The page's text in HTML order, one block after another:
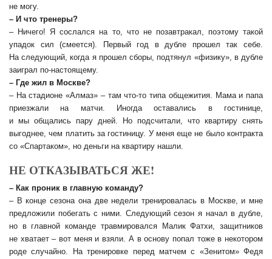
не могу.
– И что тренеры?
– Ничего! Я сослался на то, что не позавтракал, поэтому такой
упадок сил (смеется). Первый год в дубле прошел так себе.
На следующий, когда я прошел сборы, подтянул «физику», в дубле
заиграл по-настоящему.
– Где жил в Москве?
– На стадионе «Алмаз» – там что-то типа общежития. Мама и папа
приезжали на матчи. Иногда оставались в гостинице,
и мы общались пару дней. Но подсчитали, что квартиру снять
выгоднее, чем платить за гостиницу. У меня еще не было контракта
со «Спартаком», но деньги на квартиру нашли.
НЕ ОТКАЗЫВАТЬСЯ ЖЕ!
– Как проник в главную команду?
– В конце сезона она две недели тренировалась в Москве, и мне
предложили побегать с ними. Следующий сезон я начал в дубле,
но в главной команде травмировался Малик Фатхи, защитников
не хватает – вот меня и взяли. А в основу попал тоже в некотором
роде случайно. На тренировке перед матчем с «Зенитом» Федя